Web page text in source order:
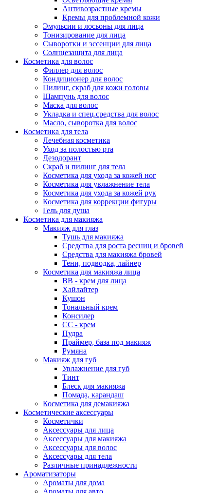
Антивозрастные кремы
Кремы для проблемной кожи
Эмульсии и лосьоны для лица
Тонизирование для лица
Сыворотки и эссенции для лица
Солнцезащита для лица
Косметика для волос
Филлер для волос
Кондиционер для волос
Пилинг, скраб для кожи головы
Шампунь для волос
Маска для волос
Укладка и спец.средства для волос
Масло, сыворотка для волос
Косметика для тела
Лечебная косметика
Уход за полостью рта
Дезодорант
Скраб и пилинг для тела
Косметика для ухода за кожей ног
Косметика для увлажнение тела
Косметика для ухода за кожей рук
Косметика для коррекции фигуры
Гель для душа
Косметика для макияжа
Макияж для глаз
Тушь для макияжа
Средства для роста ресниц и бровей
Средства для макияжа бровей
Тени, подводка, лайнер
Косметика для макияжа лица
ВВ - крем для лица
Хайлайтер
Кушон
Тональный крем
Консилер
СС - крем
Пудра
Праймер, база под макияж
Румяна
Макияж для губ
Увлажнение для губ
Тинт
Блеск для макияжа
Помада, карандаш
Косметика для демакияжа
Косметические аксессуары
Косметички
Аксессуары для лица
Аксессуары для макияжа
Аксессуары для волос
Аксессуары для тела
Различные принадлежности
Ароматизаторы
Ароматы для дома